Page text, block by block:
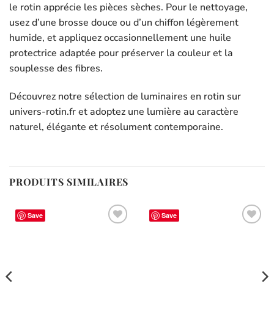
le rotin apprécie les pièces sèches. Pour le nettoyage,
usez d’une brosse douce ou d’un chiffon légèrement
humide, et appliquez occasionnellement une huile
protectrice adaptée pour préserver la couleur et la
souplesse des fibres.
Découvrez notre sélection de luminaires en rotin sur
univers-rotin.fr et adoptez une lumière au caractère
naturel, élégante et résolument contemporaine.
PRODUITS SIMILAIRES
Save Save